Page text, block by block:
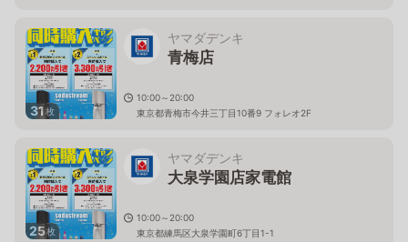
31枚
ヤマダデンキ
青梅店
10:00～20:00
東京都青梅市今井三丁目10番9 フォレオ2F
25枚
ヤマダデンキ
大泉学園店家電館
10:00～20:00
東京都練馬区大泉学園町6丁目1-1